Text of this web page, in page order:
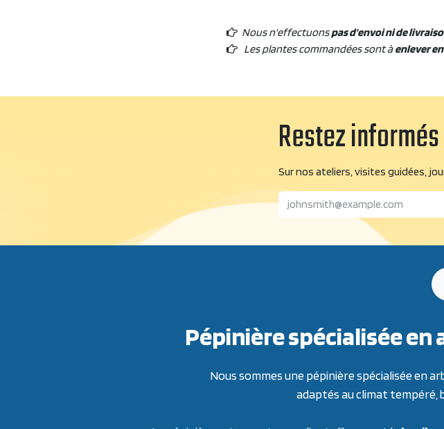
Nous n'effectuonspas d'envoi ni de
Les plantes commandées sont àenlever
Restez
Sur nos ateliers, visites guidées,
Pépinière spécialisée
Nous sommes une pépinière spécialisée en
adaptés au climat tempéré,